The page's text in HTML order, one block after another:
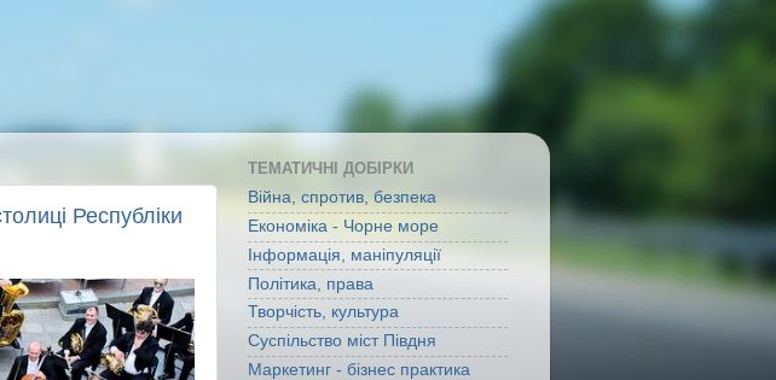
Республіки
ТЕМАТИЧНІ ДОБІРКИ
Війна, спротив, безпека
Економіка - Чорне море
Інформація, маніпуляції
Політика, права
Творчість, культура
Суспільство міст Півдня
Маркетинг - бізнес практика